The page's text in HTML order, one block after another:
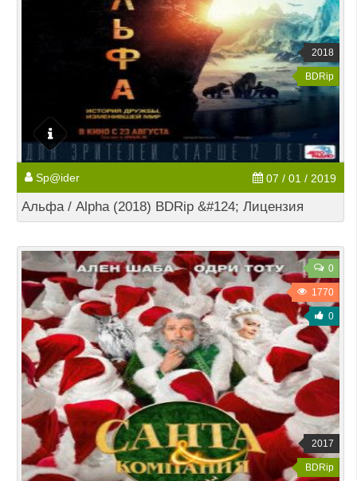
2018
BDRip
Sp@ider 07 / 01 / 2019
Альфа / Alpha (2018) BDRip &#124; Лицензия
0
1770
0
2017
BDRip